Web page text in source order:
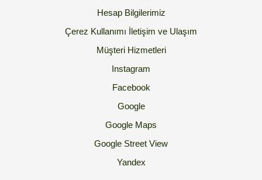
Hesap Bilgilerimiz
Çerez Kullanımı İletişim ve Ulaşım
Müşteri Hizmetleri
Instagram
Facebook
Google
Google Maps
Google Street View
Yandex